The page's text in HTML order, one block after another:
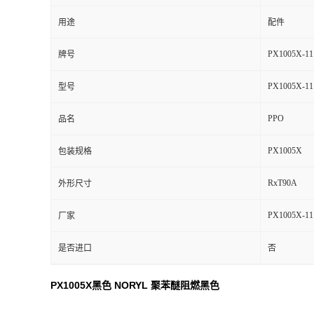
用途 配件
牌号 PX1005X-
型号 PX1005X-
品名 PPO
包装规格 PX1005X
外形尺寸 RxT90A
厂家 PX1005X-
是否进口 否
PX1005X黑色 NORYL 聚苯醚阻燃黑色